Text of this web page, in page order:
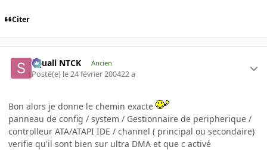
Citer
Squall NTCK Ancien
Posté(e) le 24 février 200422 a
Bon alors je donne le chemin exacte
panneau de config / system / Gestionnaire de peripherique /
controlleur ATA/ATAPI IDE / channel ( principal ou secondaire)
verifie qu'il sont bien sur ultra DMA et que c activé